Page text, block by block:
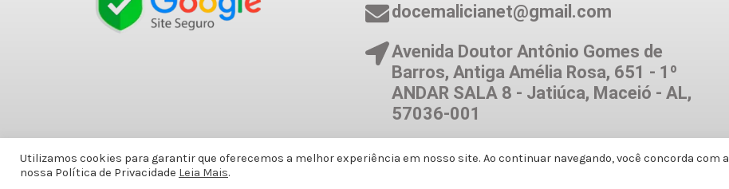
docemalicianet@gmail.com
Avenida Doutor Antônio Gomes de
Barros, Antiga Amélia Rosa, 651 - 1º
ANDAR SALA 8 - Jatiúca, Maceió - AL,
57036-001
Utilizamos cookies para garantir que oferecemos a melhor experiência em nosso site. Ao continuar navegando, você concorda com a
nossa Política de Privacidade Leia Mais.